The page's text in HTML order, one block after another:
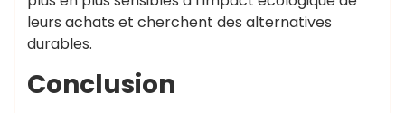
leurs achats et cherchent des alternatives
durables.
Conclusion